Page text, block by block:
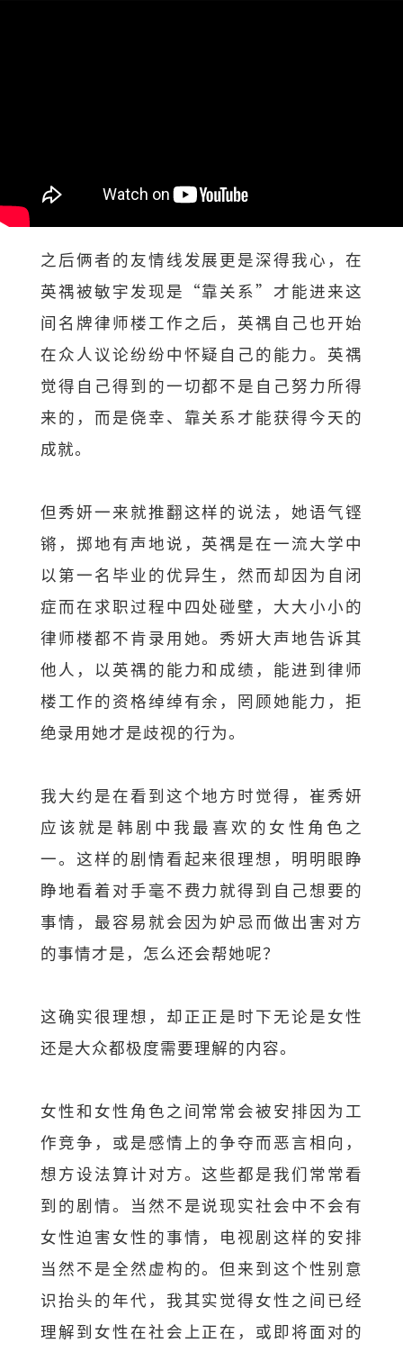
之后俩者的友情线发展更是深得我心，在
英禑被敏宇发现是“靠关系”才能进来这
间名牌律师楼工作之后，英禑自己也开始
在众人议论纷纷中怀疑自己的能力。英禑
觉得自己得到的一切都不是自己努力所得
来的，而是侥幸、靠关系才能获得今天的
成就。
但秀妍一来就推翻这样的说法，她语气铿
锵，掷地有声地说，英禑是在一流大学中
以第一名毕业的优异生，然而却因为自闭
症而在求职过程中四处碰壁，大大小小的
律师楼都不肯录用她。秀妍大声地告诉其
他人，以英禑的能力和成绩，能进到律师
楼工作的资格绰绰有余，罔顾她能力，拒
绝录用她才是歧视的行为。
我大约是在看到这个地方时觉得，崔秀妍
应该就是韩剧中我最喜欢的女性角色之
一。这样的剧情看起来很理想，明明眼睁
睁地看着对手毫不费力就得到自己想要的
事情，最容易就会因为妒忌而做出害对方
的事情才是，怎么还会帮她呢？
这确实很理想，却正正是时下无论是女性
还是大众都极度需要理解的内容。
女性和女性角色之间常常会被安排因为工
作竞争，或是感情上的争夺而恶言相向，
想方设法算计对方。这些都是我们常常看
到的剧情。当然不是说现实社会中不会有
女性迫害女性的事情，电视剧这样的安排
当然不是全然虚构的。但来到这个性别意
识抬头的年代，我其实觉得女性之间已经
理解到女性在社会上正在，或即将面对的